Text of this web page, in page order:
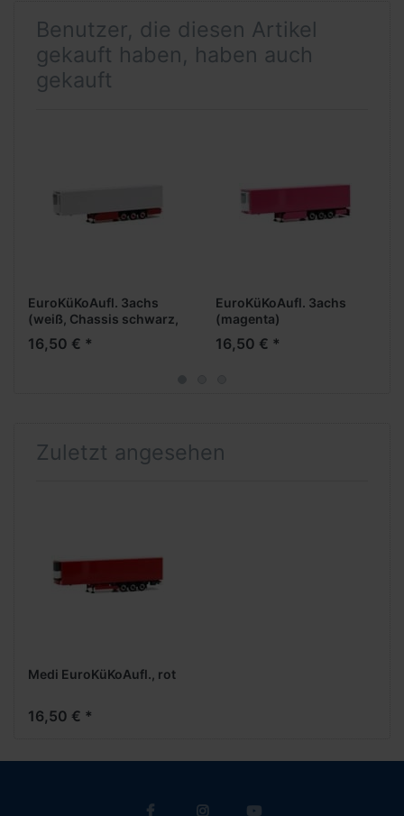
Benutzer, die diesen Artikel
gekauft haben, haben auch
gekauft
EuroKüKoAufl. 3achs
(weiß, Chassis schwarz,
Palettenkasten +
Unterfahrschutz rot)
16,50 € *
EuroKüKoAufl. 3achs
(magenta)
16,50 € *
Zuletzt angesehen
Medi EuroKüKoAufl., rot
16,50 € *